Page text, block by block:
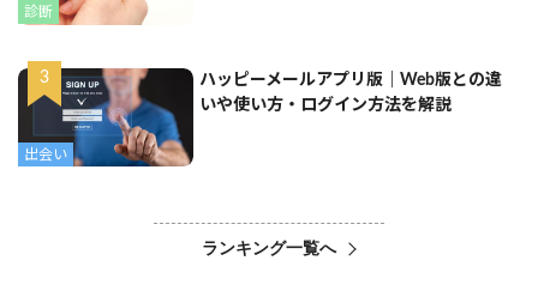
診断
出会い
ハッピーメールアプリ版｜Web版との違
いや使い方・ログイン方法を解説
ランキング一覧へ